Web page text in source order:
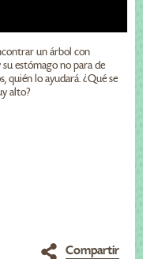
un árbol con
estómago no para de
quién lo ayudará. ¿Qué se
alto?
Compartir